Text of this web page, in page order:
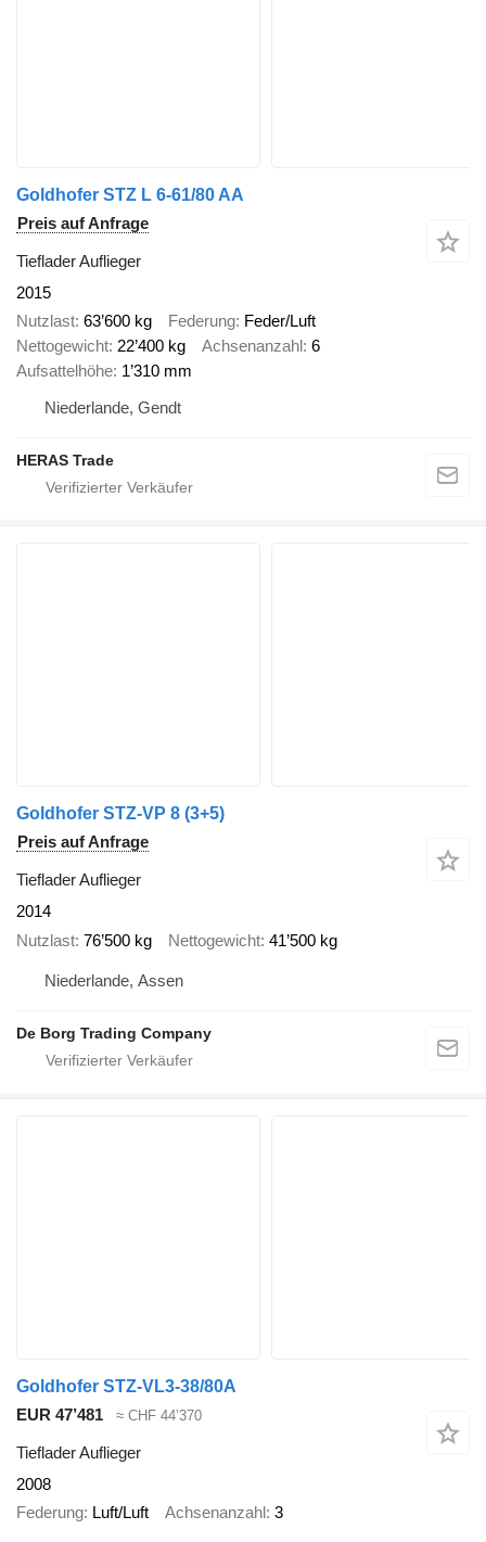
Goldhofer STZ L 6-61/80 AA
Preis auf Anfrage
Tieflader Auflieger
2015
Nutzlast 63’600 kg Federung Feder/Luft
Nettogewicht 22’400 kg Achsenanzahl 6
Aufsattelhöhe 1’310 mm
Niederlande, Gendt
HERAS Trade
Goldhofer STZ-VP 8 (3+5)
Preis auf Anfrage
Tieflader Auflieger
2014
Nutzlast 76’500 kg Nettogewicht 41’500 kg
Niederlande, Assen
De Borg Trading Company
Goldhofer STZ-VL3-38/80A
EUR 47’481
≈ CHF 44’370
Tieflader Auflieger
2008
Federung Luft/Luft Achsenanzahl 3